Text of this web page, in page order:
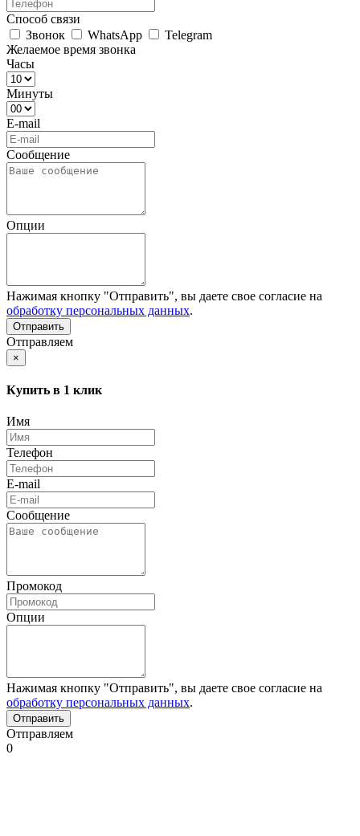
Способ связи
Звонок
WhatsApp
Telegram
Желаемое время звонка
Часы
Минуты
E-mail
Сообщение
Опции
Нажимая кнопку "Отправить", вы даете свое согласие на
обработку персональных данных.
Отправляем
×
Купить в 1 клик
Имя
Телефон
E-mail
Сообщение
Промокод
Опции
Нажимая кнопку "Отправить", вы даете свое согласие на
обработку персональных данных.
Отправляем
0